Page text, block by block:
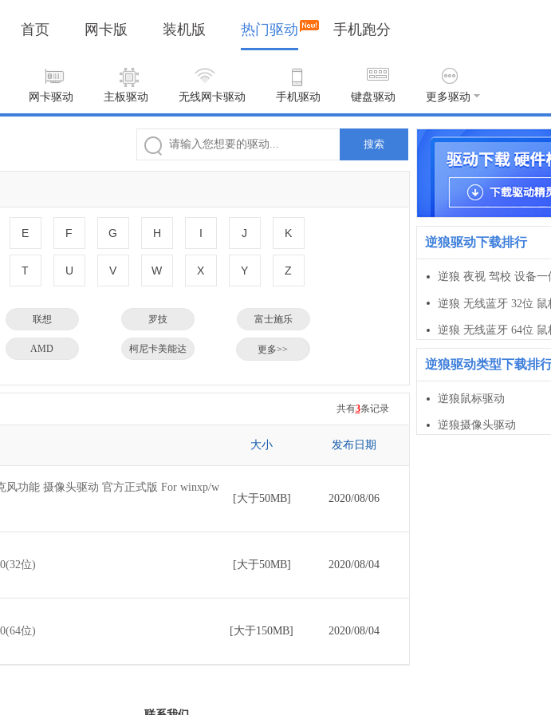
首页 网卡版 装机版 热门驱动 手机跑分
网卡驱动 主板驱动 无线网卡驱动 手机驱动 键盘驱动 更多驱动
搜索
E F G H I J K
T U V W X Y Z
联想 罗技 富士施乐
AMD 柯尼卡美能达 小米
更多>>
共有3条记录
大小 发布日期
功能 摄像头驱动 官方正式版 For winxp/w
[大于50MB] 2020/08/06
位) [大于50MB] 2020/08/04
位) [大于150MB] 2020/08/04
逆狼驱动下载排行
逆狼 无线蓝牙 32位 鼠
逆狼 无线蓝牙 64位 鼠
逆狼驱动类型下载排
逆狼鼠标驱动
逆狼摄像头驱动